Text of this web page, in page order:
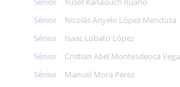
Sénior
Nicolás Anyelo López Mendoza
Sénior
Isaac Lobato López
Sénior
Cristian Abel Montesdeoca Vega
Sénior
Manuel Mora Pérez